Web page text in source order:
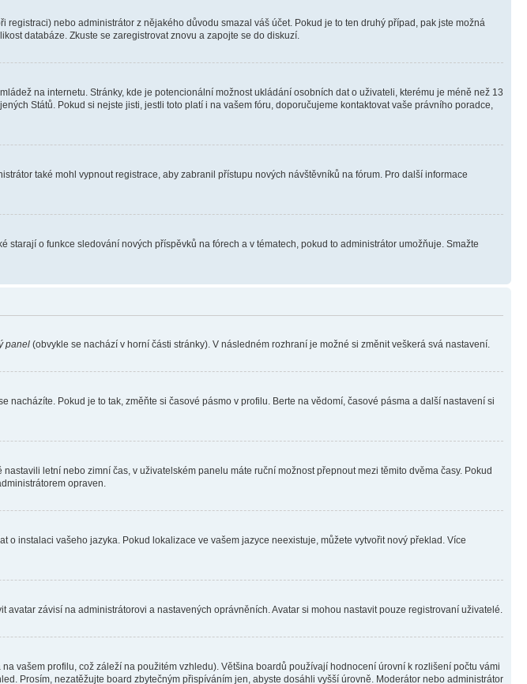
nebo administrátor z nějakého důvodu smazal váš účet. Pokud je to ten druhý případ, pak jste možná
databáze. Zkuste se zaregistrovat znovu a zapojte se do diskuzí.
na internetu. Stránky, kde je potencionální možnost ukládání osobních dat o uživateli, kterému je méně než 13
Států. Pokud si nejste jisti, jestli toto platí i na vašem fóru, doporučujeme kontaktovat vaše právního poradce,
také mohl vypnout registrace, aby zabranil přístupu nových návštěvníků na fórum. Pro další informace
o funkce sledování nových příspěvků na fórech a v tématech, pokud to administrátor umožňuje. Smažte
panel (obvykle se nachází v horní části stránky). V následném rozhraní je možné si změnit veškerá svá nastavení.
Pokud je to tak, změňte si časové pásmo v profilu. Berte na vědomí, časové pásma a další nastavení si
letní nebo zimní čas, v uživatelském panelu máte ruční možnost přepnout mezi těmito dvěma časy. Pokud
opraven.
instalaci vašeho jazyka. Pokud lokalizace ve vašem jazyce neexistuje, můžete vytvořit nový překlad. Více
závisí na administrátorovi a nastavených oprávněních. Avatar si mohou nastavit pouze registrovaní uživatelé.
vašem profilu, což záleží na použitém vzhledu). Většina boardů používají hodnocení úrovní k rozlišení počtu vámi
Prosím, nezatěžujte board zbytečným přispíváním jen, abyste dosáhli vyšší úrovně. Moderátor nebo administrátor